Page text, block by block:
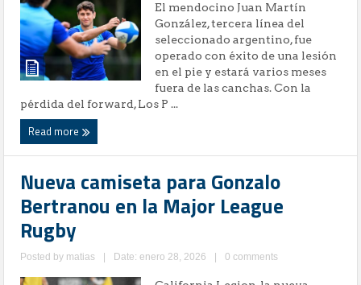
El mendocino Juan Martín
González, tercera línea del
seleccionado argentino, fue
operado con éxito de una lesión
en el pie y estará varios meses
fuera de las canchas. Con la
pérdida del forward, Los P ...
Read more
Nueva camiseta para Gonzalo
Bertranou en la Major League
Rugby
Posted by matias Date: enero 28, 2026 0 comments